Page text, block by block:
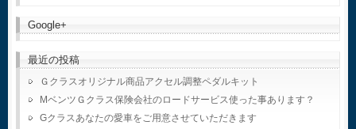
Google+
最近の投稿
Ｇクラスオリジナル商品アクセル調整ペダルキット
MベンツＧクラス保険会社のロードサービス使った事あります？
Gクラスあなたの愛車をご用意させていただきます